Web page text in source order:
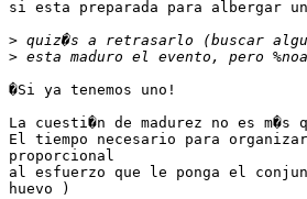
si esta preparada para albergar un
>
>
�Si ya tenemos uno!
La cuesti�n de madurez no es m�s
El tiempo necesario para
proporcional
al esfuerzo que le ponga el
huevo )